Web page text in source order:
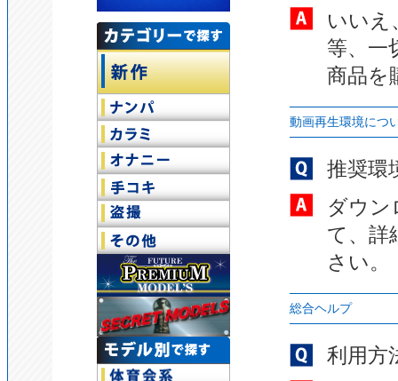
いいえ
等、一
商品を
動画再生環境につ
推奨環
ダウン
て、詳
さい。
総合ヘルプ
利用方